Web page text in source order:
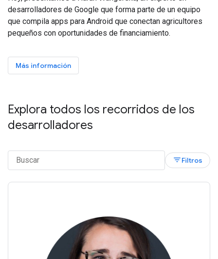
desarrolladores de Google que forma parte de un equipo
que compila apps para Android que conectan agricultores
pequeños con oportunidades de financiamiento.
Más información
Explora todos los recorridos de los
desarrolladores
filter_listFiltros